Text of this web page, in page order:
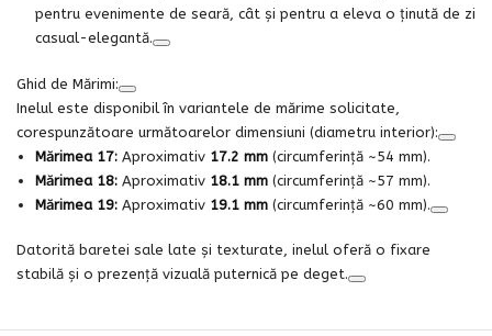
pentru evenimente de seară, cât și pentru a eleva o ținută de zi
casual-elegantă.
Ghid de Mărimi:
Inelul este disponibil în variantele de mărime solicitate,
corespunzătoare următoarelor dimensiuni (diametru interior):
Mărimea 17:Aproximativ 17.2 mm(circumferință ~54 mm).
Mărimea 18:Aproximativ 18.1 mm(circumferință ~57 mm).
Mărimea 19:Aproximativ 19.1 mm(circumferință ~60 mm).
Datorită baretei sale late și texturate, inelul oferă o fixare
stabilă și o prezență vizuală puternică pe deget.